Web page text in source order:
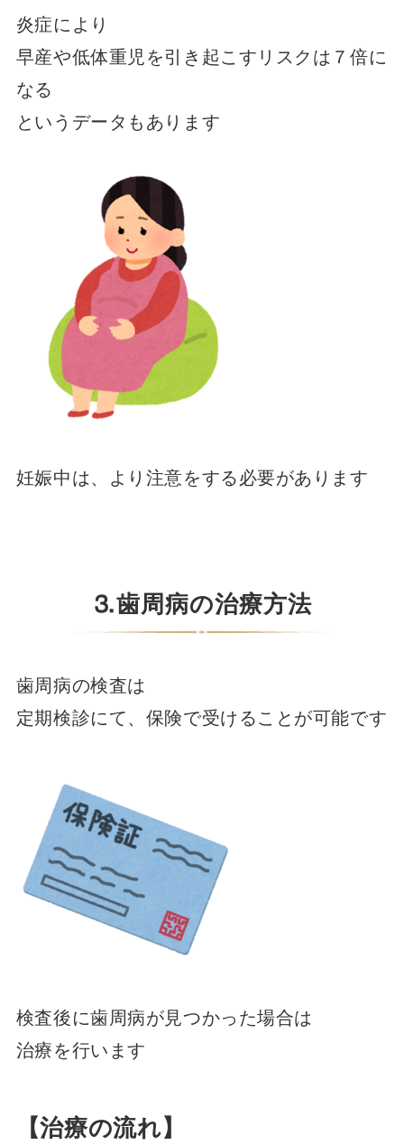
炎症により
早産や低体重児を引き起こすリスクは７倍に
なる
というデータもあります
妊娠中は、より注意をする必要があります
⒊歯周病の治療方法
歯周病の検査は
定期検診にて、保険で受けることが可能です
検査後に歯周病が見つかった場合は
治療を行います
【治療の流れ】